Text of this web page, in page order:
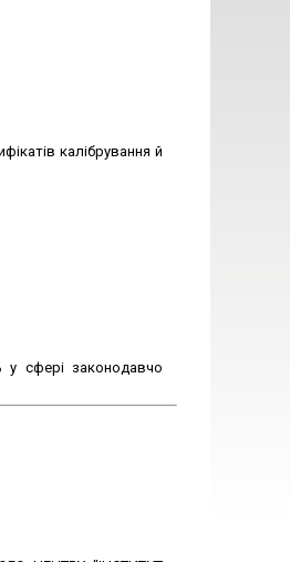
калібрування й
у сфері законодавчо